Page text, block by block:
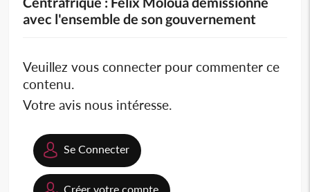
avec l'ensemble de son gouvernement
Veuillez vous connecter pour commenter ce
contenu.
Votre avis nous intéresse.
Se Connecter
Créer votre compte